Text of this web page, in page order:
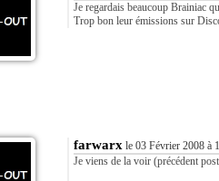
Je regardais beaucoup Brainiac
Trop bon leur émissions sur
farwarx le 03 Février 2008 à
Je viens de la voir (précédent